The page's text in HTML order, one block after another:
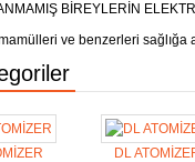
BİREYLERİN
ve benzerleri sağlığa
DL